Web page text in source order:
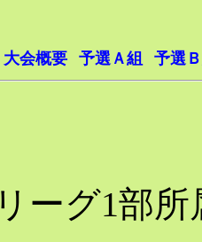
大会概要 予選Ａ組 予選
ーグ1部所